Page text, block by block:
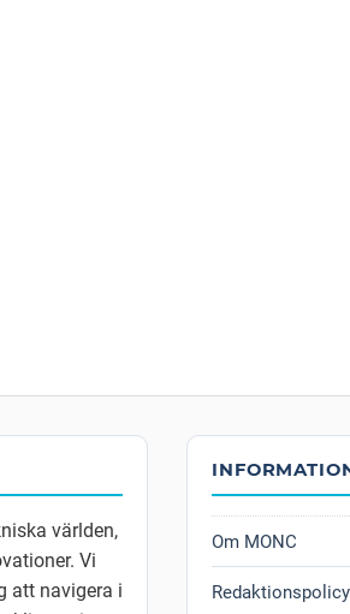
världen,
Vi
att navigera i
Om MONC